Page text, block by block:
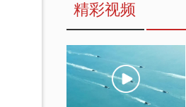
精彩视频